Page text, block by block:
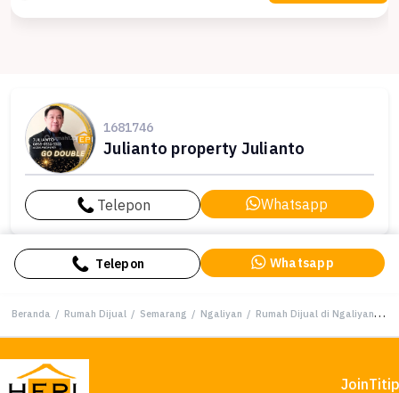
1681746
Julianto property Julianto
Telepon Whatsapp
Telepon Whatsapp
Beranda / Rumah Dijual / Semarang / Ngaliyan / Rumah Dijual di Ngaliyan, Semarang, LB 45m², Harga Kompetitif!
Join